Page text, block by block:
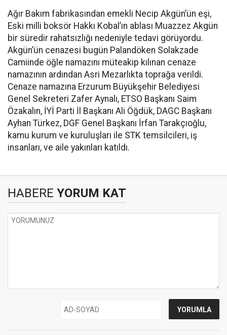
Ağır Bakım fabrikasından emekli Necip Akgün’ün eşi,
Eski milli boksör Hakkı Kobal’ın ablası Muazzez Akgün
bir süredir rahatsızlığı nedeniyle tedavi görüyordu.
Akgün’ün cenazesi bugün Palandöken Solakzade
Camiinde öğle namazını müteakip kılınan cenaze
namazının ardından Asri Mezarlıkta toprağa verildi.
Cenaze namazına Erzurum Büyükşehir Belediyesi
Genel Sekreteri Zafer Aynalı, ETSO Başkanı Saim
Özakalın, İYİ Parti İl Başkanı Ali Öğdük, DAGC Başkanı
Ayhan Türkez, DGF Genel Başkanı İrfan Tarakçıoğlu,
kamu kurum ve kuruluşları ile STK temsilcileri, iş
insanları, ve aile yakınları katıldı.
HABERE YORUM KAT